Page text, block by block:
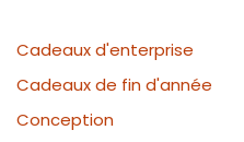
Cadeaux d'enterprise
Cadeaux de fin d'année
Conception